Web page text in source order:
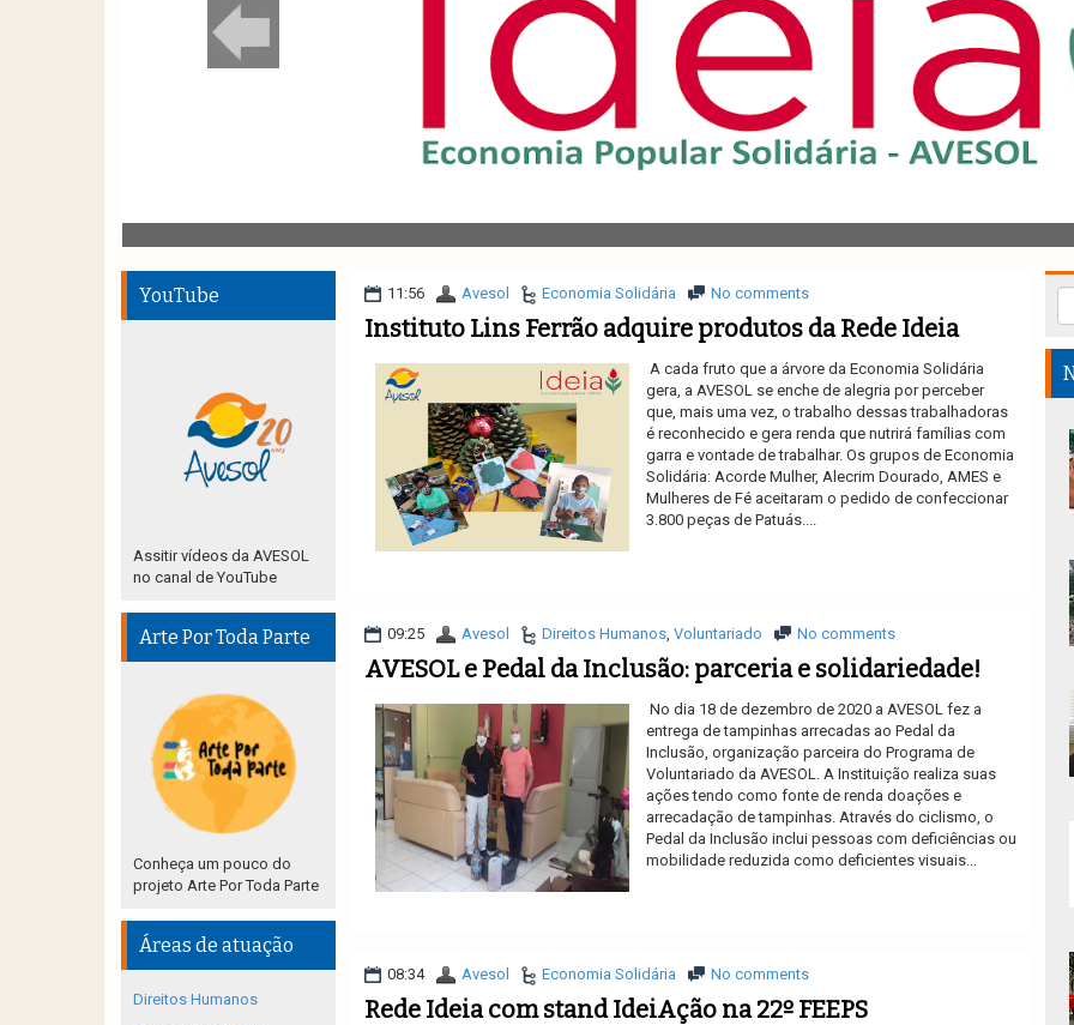
11:56 Avesol Economia Solidária No comments
Instituto Lins Ferrão adquire produtos da Rede Ideia
A cada fruto que a árvore da Economia Solidária
gera, a AVESOL se enche de alegria por perceber
que, mais uma vez, o trabalho dessas trabalhadoras
é reconhecido e gera renda que nutrirá famílias com
garra e vontade de trabalhar. Os grupos de Economia
Solidária: Acorde Mulher, Alecrim Dourado, AMES e
Mulheres de Fé aceitaram o pedido de confeccionar
3.800 peças de Patuás....
09:25 Avesol Direitos Humanos, Voluntariado No comments
AVESOL e Pedal da Inclusão: parceria e solidariedade!
No dia 18 de dezembro de 2020 a AVESOL fez a
entrega de tampinhas arrecadas ao Pedal da
Inclusão, organização parceira do Programa de
Voluntariado da AVESOL. A Instituição realiza suas
ações tendo como fonte de renda doações e
arrecadação de tampinhas. Através do ciclismo, o
Pedal da Inclusão inclui pessoas com deficiências ou
mobilidade reduzida como deficientes visuais...
08:34 Avesol Economia Solidária No comments
Rede Ideia com stand IdeiAção na 22º FEEPS
YouTube
Assitir vídeos da AVESOL
no canal de YouTube
Arte Por Toda Parte
Conheça um pouco do
projeto Arte Por Toda Parte
Áreas de atuação
Direitos Humanos